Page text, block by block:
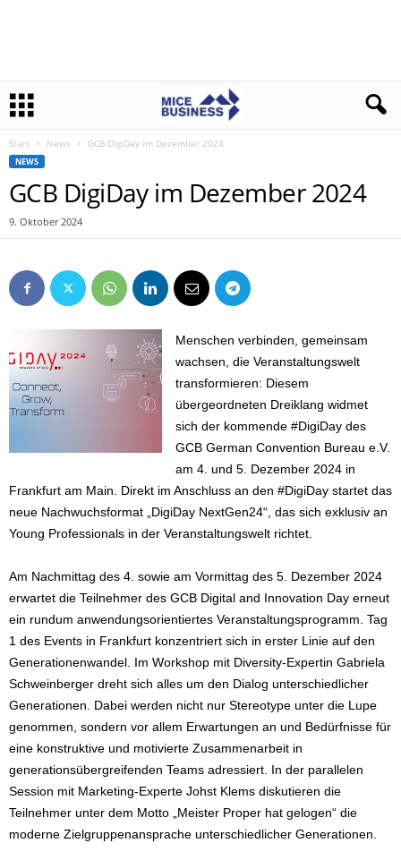
Start News GCB DigiDay im Dezember 2024
NEWS
GCB DigiDay im Dezember 2024
9. Oktober 2024
Menschen verbinden, gemeinsam
wachsen, die Veranstaltungswelt
transformieren: Diesem
übergeordneten Dreiklang widmet
sich der kommende #DigiDay des
GCB German Convention Bureau e.V.
am 4. und 5. Dezember 2024 in
Frankfurt am Main. Direkt im Anschluss an den #DigiDay startet das
neue Nachwuchsformat „DigiDay NextGen24“, das sich exklusiv an
Young Professionals in der Veranstaltungswelt richtet.
Am Nachmittag des 4. sowie am Vormittag des 5. Dezember 2024
erwartet die Teilnehmer des GCB Digital and Innovation Day erneut
ein rundum anwendungsorientiertes Veranstaltungsprogramm. Tag
1 des Events in Frankfurt konzentriert sich in erster Linie auf den
Generationenwandel. Im Workshop mit Diversity-Expertin Gabriela
Schweinberger dreht sich alles um den Dialog unterschiedlicher
Generationen. Dabei werden nicht nur Stereotype unter die Lupe
genommen, sondern vor allem Erwartungen an und Bedürfnisse für
eine konstruktive und motivierte Zusammenarbeit in
generationsübergreifenden Teams adressiert. In der parallelen
Session mit Marketing-Experte Johst Klems diskutieren die
Teilnehmer unter dem Motto „Meister Proper hat gelogen“ die
moderne Zielgruppenansprache unterschiedlicher Generationen.